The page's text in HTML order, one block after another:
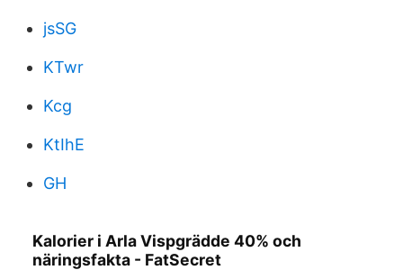
jsSG
KTwr
Kcg
KtIhE
GH
Kalorier i Arla Vispgrädde 40% och
näringsfakta - FatSecret